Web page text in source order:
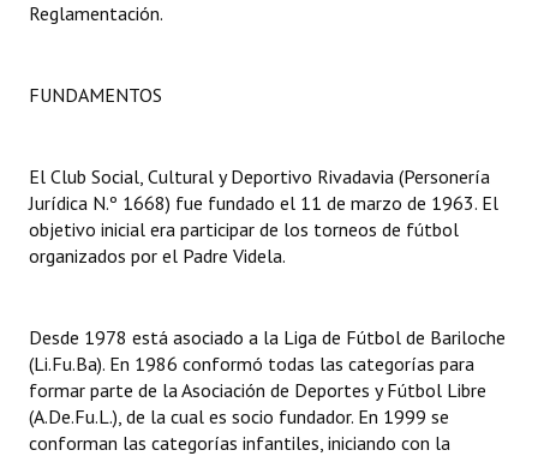
Dictámenes Asesoría Letrada
Informes de Unidad Coordinadora
Ejecución Presupuestaria
NORMATIVA
Comunicaciones
Declaraciones
Reglamentación.
FUNDAMENTOS
El Club Social, Cultural y Deportivo Rivadavia (Personería
Jurídica N.º 1668) fue fundado el 11 de marzo de 1963. El
objetivo inicial era participar de los torneos de fútbol
organizados por el Padre Videla.
Desde 1978 está asociado a la Liga de Fútbol de Bariloche
(Li.Fu.Ba). En 1986 conformó todas las categorías para
formar parte de la Asociación de Deportes y Fútbol Libre
(A.De.Fu.L.), de la cual es socio fundador. En 1999 se
conforman las categorías infantiles, iniciando con la